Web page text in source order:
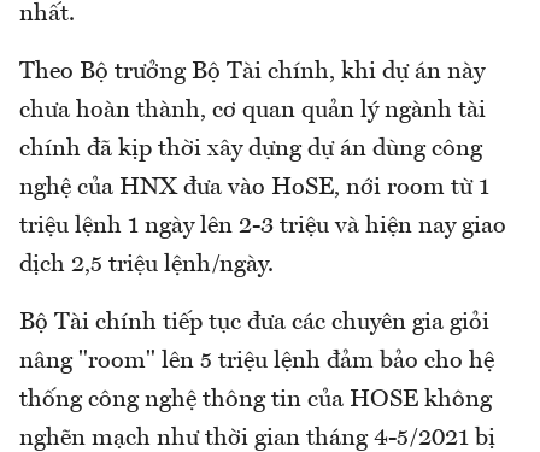
nhất.
Theo Bộ trưởng Bộ Tài chính, khi dự án này
chưa hoàn thành, cơ quan quản lý ngành tài
chính đã kịp thời xây dựng dự án dùng công
nghệ của HNX đưa vào HoSE, nới room từ 1
triệu lệnh 1 ngày lên 2-3 triệu và hiện nay giao
dịch 2,5 triệu lệnh/ngày.
Bộ Tài chính tiếp tục đưa các chuyên gia giỏi
nâng "room" lên 5 triệu lệnh đảm bảo cho hệ
thống công nghệ thông tin của HOSE không
nghẽn mạch như thời gian tháng 4-5/2021 bị